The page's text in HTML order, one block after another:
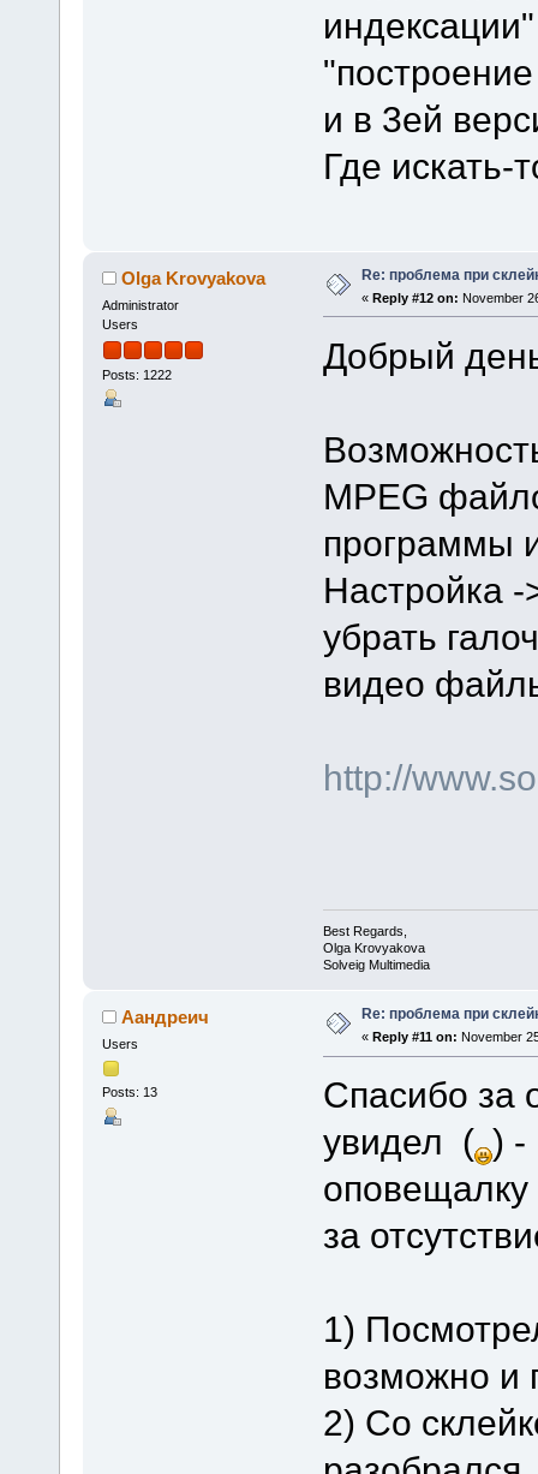
и в 3ей
Где искать-
Olga Krovyakova
Administrator
Users
Posts: 1222
Re: проблема при
« Reply #12 on: November
Добрый
MPEG
программы
Настройка
убрать
видео
http://
Best Regards,
Olga Krovyakova
Solveig Multimedia
Аандреич
Users
Posts: 13
Re: проблема при
« Reply #11 on: November
Спасибо за
увидел ( ) -
оповещалку
за
1)
возможно и
2) Со